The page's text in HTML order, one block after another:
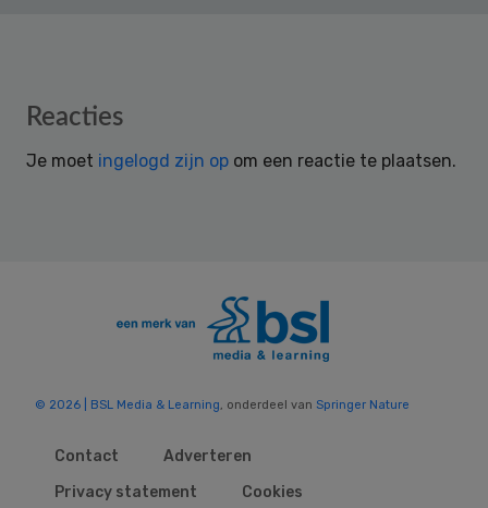
Reader
Reacties
Je moet ingelogd zijn op om een reactie te plaatsen.
© 2026 | BSL Media & Learning, onderdeel van Springer Nature
Contact
Adverteren
Privacy statement
Cookies